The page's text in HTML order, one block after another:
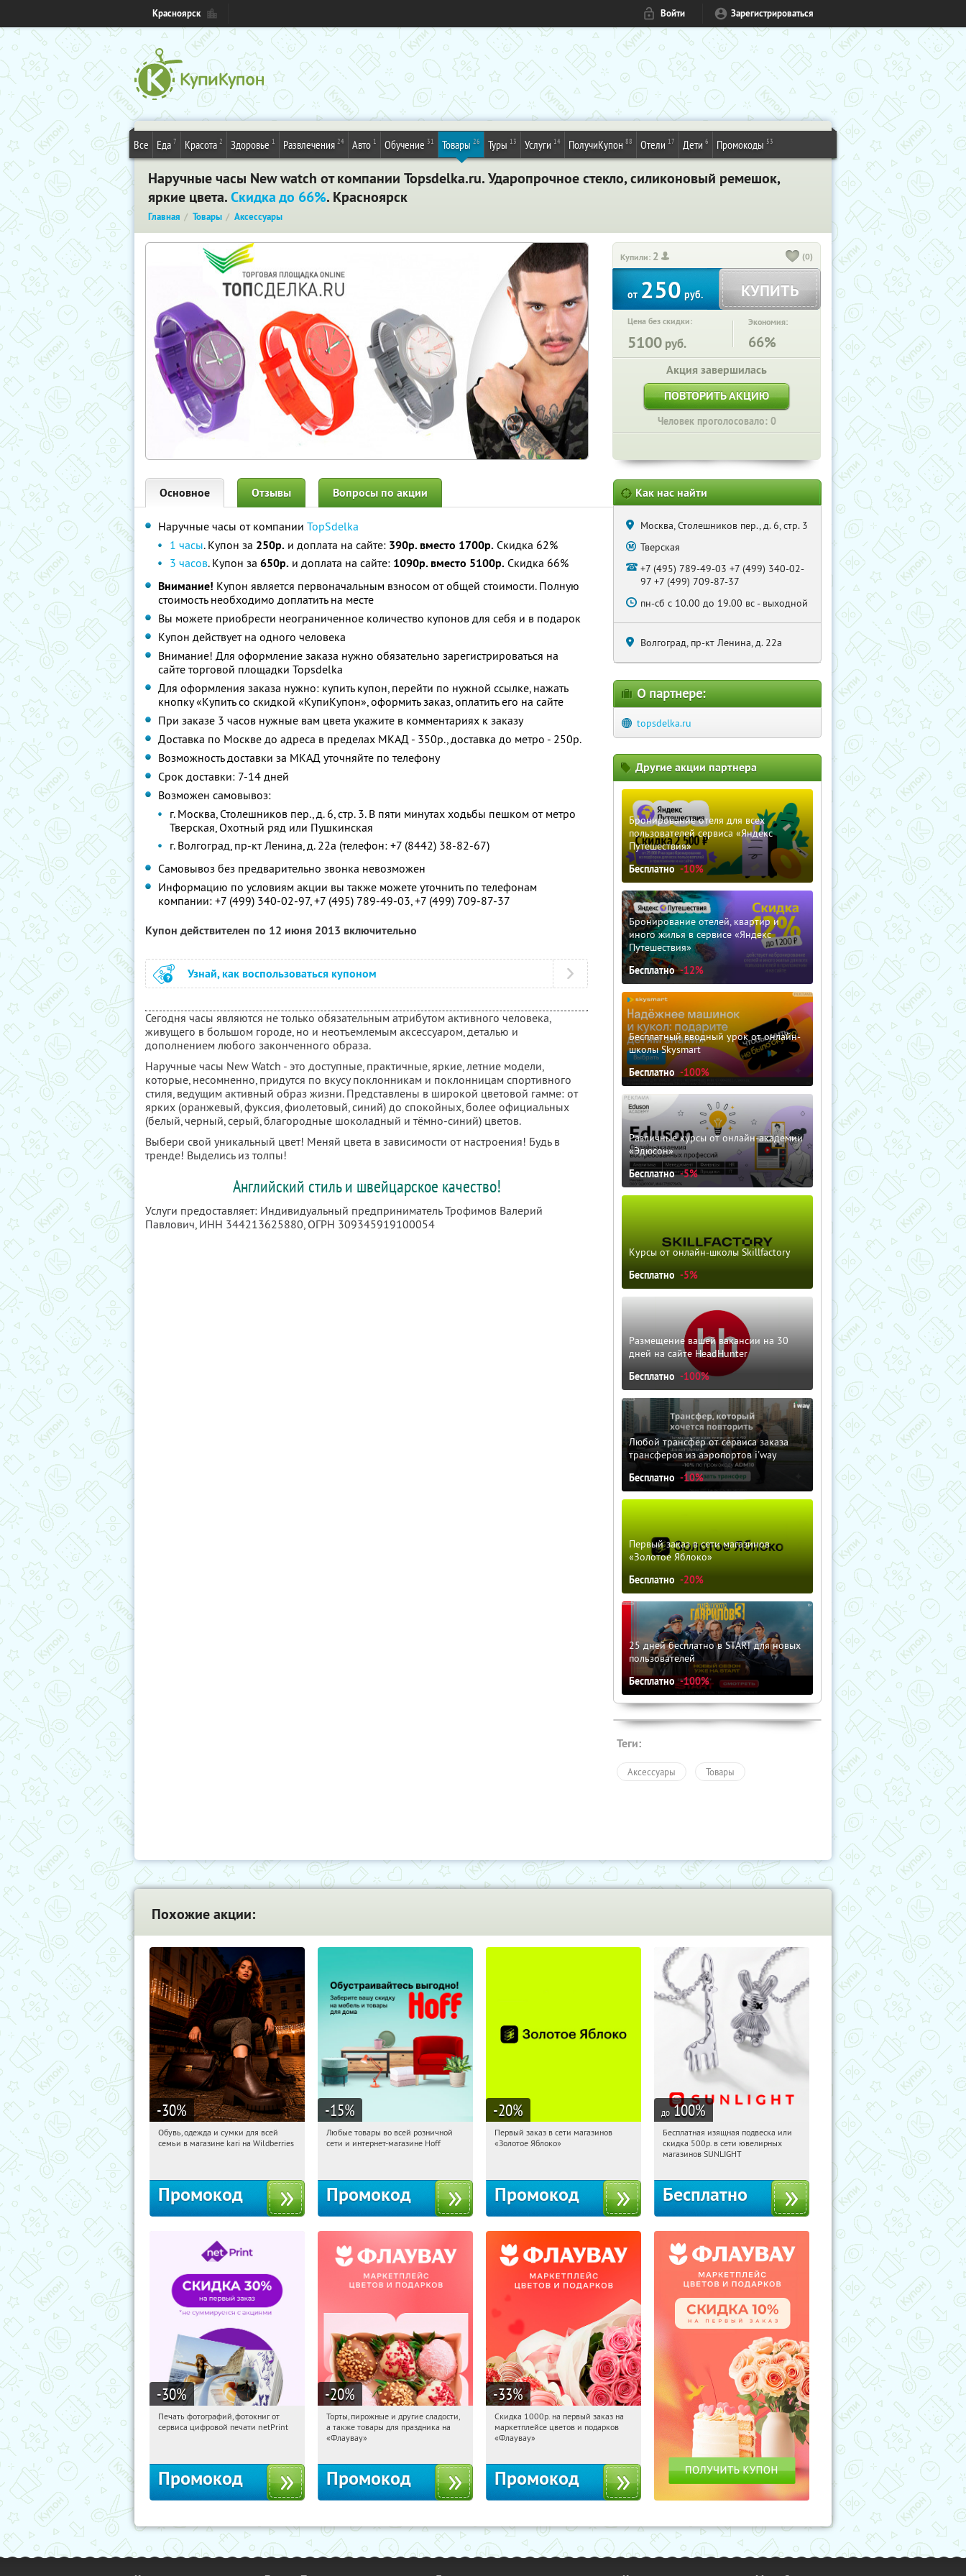
Красноярск Войти Зарегистрироваться
Все Еда 7 Красота 2 Здоровье 1 Развлечения 24 Авто 1 Обучение 31 Товары 26 Туры 13 Услуги 14 ПолучиКупон 88 Отели 17 Дети 6 Промокоды 53
Наручные часы New watch от компании Topsdelka.ru. Ударопрочное стекло, силиконовый ремешок,
яркие цвета.Скидка до 66%. Красноярск
Главная Товары Аксессуары
Купили: 2 (0)
от250руб. КУПИТЬ
Цена без скидки:
5100 руб.
Экономия:
66%
Акция завершилась
ПОВТОРИТЬ АКЦИЮ
Человек проголосовало: 0
Основное Отзывы Вопросы по акции
Наручные часы от компании TopSdelka
1 часы. Купон за 250р. и доплата на сайте: 390р. вместо 1700р. Скидка 62%
3 часов. Купон за 650р. и доплата на сайте: 1090р. вместо 5100р. Скидка 66%
Внимание! Купон является первоначальным взносом от общей стоимости. Полную
стоимость необходимо доплатить на месте
Вы можете приобрести неограниченное количество купонов для себя и в подарок
Купон действует на одного человека
Внимание! Для оформление заказа нужно обязательно зарегистрироваться на
сайте торговой площадки Topsdelka
Для оформления заказа нужно: купить купон, перейти по нужной ссылке, нажать
кнопку «Купить со скидкой «КупиКупон», оформить заказ, оплатить его на сайте
При заказе 3 часов нужные вам цвета укажите в комментариях к заказу
Доставка по Москве до адреса в пределах МКАД - 350р., доставка до метро - 250р.
Возможность доставки за МКАД уточняйте по телефону
Срок доставки: 7-14 дней
Возможен самовывоз:
г. Москва, Столешников пер., д. 6, стр. 3. В пяти минутах ходьбы пешком от метро
Тверская, Охотный ряд или Пушкинская
г. Волгоград, пр-кт Ленина, д. 22а (телефон: +7 (8442) 38-82-67)
Самовывоз без предварительно звонка невозможен
Информацию по условиям акции вы также можете уточнить по телефонам
компании: +7 (499) 340-02-97, +7 (495) 789-49-03, +7 (499) 709-87-37
Купон действителен по 12 июня 2013 включительно
Узнай, как воспользоваться купоном
Сегодня часы являются не только обязательным атрибутом активного человека,
живущего в большом городе, но и неотъемлемым аксессуаром, деталью и
дополнением любого законченного образа.
Наручные часы New Watch - это доступные, практичные, яркие, летние модели,
которые, несомненно, придутся по вкусу поклонникам и поклонницам спортивного
стиля, ведущим активный образ жизни. Представлены в широкой цветовой гамме: от
ярких (оранжевый, фуксия, фиолетовый, синий) до спокойных, более официальных
(белый, черный, серый, благородные шоколадный и тёмно-синий) цветов.
Выбери свой уникальный цвет! Меняй цвета в зависимости от настроения! Будь в
тренде! Выделись из толпы!
Английский стиль и швейцарское качество!
Услуги предоставляет: Индивидуальный предприниматель Трофимов Валерий
Павлович, ИНН 344213625880, ОГРН 309345919100054
Как нас найти
Москва, Столешников пер., д. 6, стр. 3
Тверская
+7 (495) 789-49-03 +7 (499) 340-02-
97 +7 (499) 709-87-37
пн-сб с 10.00 до 19.00 вс - выходной
Волгоград, пр-кт Ленина, д. 22а
О партнере:
topsdelka.ru
Другие акции партнера
Бронирование отеля для всех
пользователей сервиса «Яндекс
Путешествия»
Бесплатно -10%
Бронирование отелей, квартир и
иного жилья в сервисе «Яндекс
Путешествия»
Бесплатно -12%
Бесплатный вводный урок от онлайн-
школы Skysmart
Бесплатно -100%
Различные курсы от онлайн-академии
«Эдюсон»
Бесплатно -5%
Курсы от онлайн-школы Skillfactory
Бесплатно -5%
Размещение вашей вакансии на 30
дней на сайте HeadHunter
Бесплатно -100%
Любой трансфер от сервиса заказа
трансферов из аэропортов i'way
Бесплатно -10%
Первый заказ в сети магазинов
«Золотое Яблоко»
Бесплатно -20%
25 дней бесплатно в START для новых
пользователей
Бесплатно -100%
Теги:
Аксессуары Товары
Похожие акции:
-30%
11:41:52 Получили:
Обувь, одежда и сумки для всей
семьи в магазине kari на Wildberries
Промокод
-15%
11:41:52 Получили:
Любые товары во всей розничной
сети и интернет-магазине Hoff
Промокод
-20%
11:41:52
Получи первым!
Первый заказ в сети магазинов
«Золотое Яблоко»
Промокод
до 100%
11:41:52 Получили:
Россия
Бесплатная изящная подвеска или
скидка 500р. в сети ювелирных
магазинов SUNLIGHT
Бесплатно
-30%
11:41:52 Получили:
Печать фотографий, фотокниг от
сервиса цифровой печати netPrint
Промокод
-20%
11:41:52 Получили:
Россия
Торты, пирожные и другие сладости,
а также товары для праздника на
«Флаувау»
Промокод
-33%
11:41:52 Получили:
Россия
Скидка 1000р. на первый заказ на
маркетплейсе цветов и подарков
«Флаувау»
Промокод